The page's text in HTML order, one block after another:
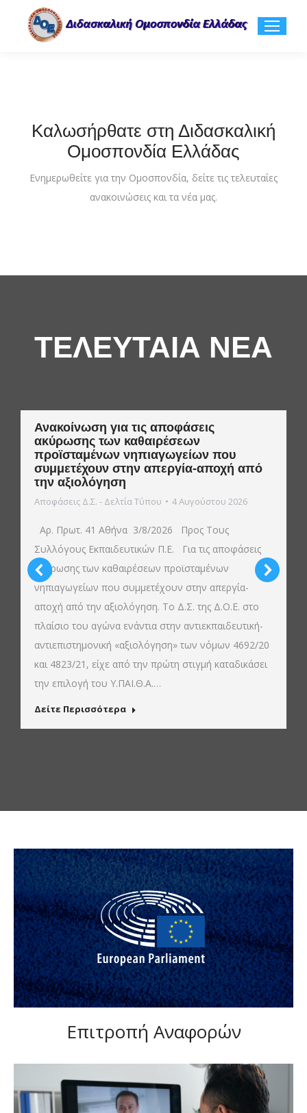
Καλωσήρθατε στη Διδασκαλική
Ομοσπονδία Ελλάδας
Ενημερωθείτε για την Ομοσπονδία, δείτε τις τελευταίες
ανακοινώσεις και τα νέα μας.
ΤΕΛΕΥΤΑΙΑ ΝΕΑ
Ανακοίνωση για τις αποφάσεις
ακύρωσης των καθαιρέσεων
προϊσταμένων νηπιαγωγείων που
συμμετέχουν στην απεργία-αποχή από
την αξιολόγηση
Αποφάσεις Δ.Σ. - Δελτία Τύπου 4 Αυγούστου 2026
Αρ. Πρωτ. 41 Αθήνα 3/8/2026 Προς Τους
Συλλόγους Εκπαιδευτικών Π.Ε. Για τις αποφάσεις
ακύρωσης των καθαιρέσεων προϊσταμένων
νηπιαγωγείων που συμμετέχουν στην απεργία-
αποχή από την αξιολόγηση. Το Δ.Σ. της Δ.Ο.Ε. στο
πλαίσιο του αγώνα ενάντια στην αντιεκπαιδευτική-
αντιεπιστημονική «αξιολόγηση» των νόμων 4692/20
και 4823/21, είχε από την πρώτη στιγμή καταδικάσει
την επιλογή του Υ.ΠΑΙ.Θ.Α.…
Δείτε Περισσότερα
Επιτροπή Αναφορών